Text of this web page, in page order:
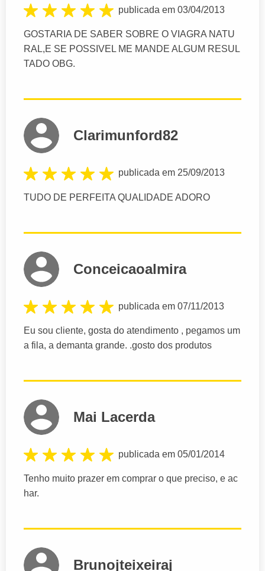
publicada em 03/04/2013
GOSTARIA DE SABER SOBRE O VIAGRA NATU
RAL,E SE POSSIVEL ME MANDE ALGUM RESUL
TADO OBG.
Clarimunford82
publicada em 25/09/2013
TUDO DE PERFEITA QUALIDADE ADORO
Conceicaoalmira
publicada em 07/11/2013
Eu sou cliente, gosta do atendimento , pegamos um
a fila, a demanta grande. .gosto dos produtos
Mai Lacerda
publicada em 05/01/2014
Tenho muito prazer em comprar o que preciso, e ac
har.
Brunojteixeiraj